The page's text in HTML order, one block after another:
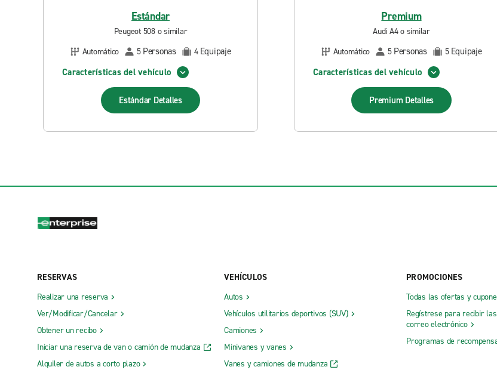
Estándar
Peugeot 508 o similar
Automático
5 Personas 4 Equipaje
Características del vehículo
Estándar Detalles
Premium
Audi A4 o similar
Automático
5 Personas 5 Equipaje
Características del vehículo
Premium Detalles
RESERVAS
Realizar una reserva
Ver/Modificar/Cancelar
Obtener un recibo
Iniciar una reserva de van o camión de mudanza
Alquiler de autos a corto plazo
VEHÍCULOS
Autos
Vehículos utilitarios deportivos (SUV)
Camiones
Minivanes y vanes
Vanes y camiones de mudanza
PROMOCIONES
Todas las ofertas y
Regístrese para recibir
correo electrónico
Programas de